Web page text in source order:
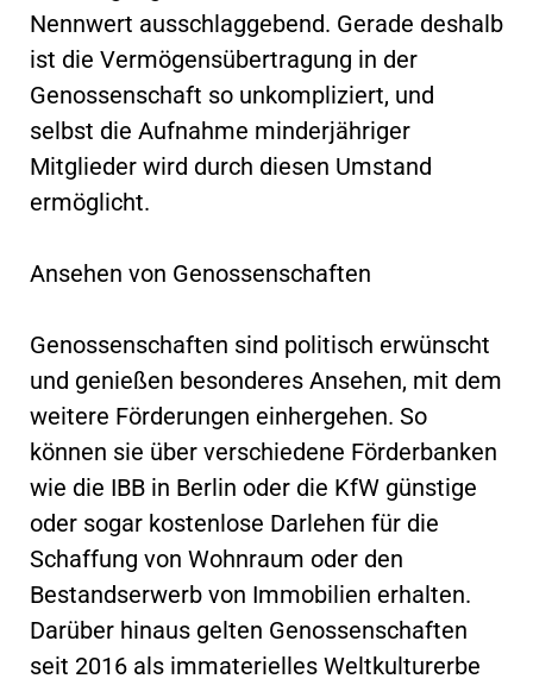
Nennwert ausschlaggebend. Gerade deshalb
ist die Vermögensübertragung in der
Genossenschaft so unkompliziert, und
selbst die Aufnahme minderjähriger
Mitglieder wird durch diesen Umstand
ermöglicht.
Ansehen von Genossenschaften
Genossenschaften sind politisch erwünscht
und genießen besonderes Ansehen, mit dem
weitere Förderungen einhergehen. So
können sie über verschiedene Förderbanken
wie die IBB in Berlin oder die KfW günstige
oder sogar kostenlose Darlehen für die
Schaffung von Wohnraum oder den
Bestandserwerb von Immobilien erhalten.
Darüber hinaus gelten Genossenschaften
seit 2016 als immaterielles Weltkulturerbe